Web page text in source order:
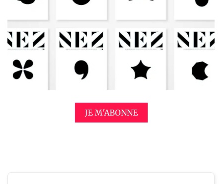
JE M'ABONNE